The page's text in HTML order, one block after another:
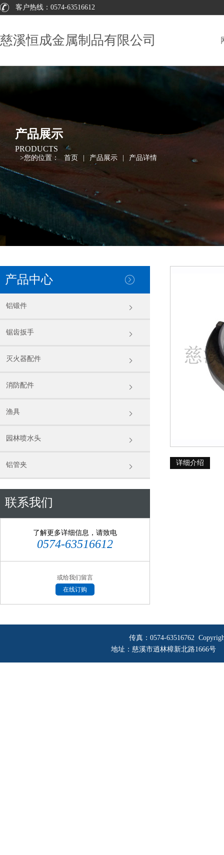
客户热线： 0574-63516612
慈溪恒成金属制品有限公司
产品展示
PRODUCTS
>您的位置： 首页 产品展示 产品详情
产品中心
铝锻件
锯齿扳手
灭火器配件
消防配件
渔具
园林喷水头
铝管夹
联系我们
了解更多详细信息，请致电
0574-63516612
或给我们留言
在线订购
详细介绍
传真：0574-63516762
地址：慈溪市逍林樟新北路1666